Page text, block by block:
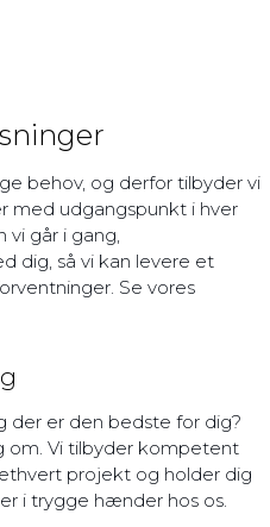
behov, og derfor tilbyder vi
med udgangspunkt i hver
vi går i gang,
dig, så vi kan levere et
Se vores
der er den bedste for dig?
om. Vi tilbyder kompetent
projekt og holder dig
i trygge hænder hos os.